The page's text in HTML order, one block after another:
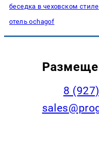
беседка в чеховском стиле
отель ochagof
8